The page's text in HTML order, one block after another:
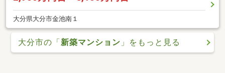
大分県大分市金池南１
大分市の「新築マンション 」をもっと見る